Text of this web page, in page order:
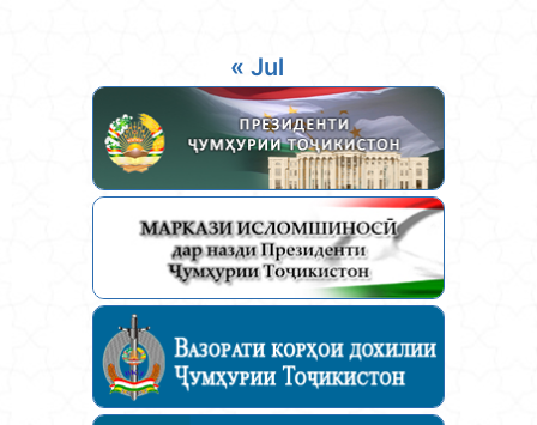
« Jul